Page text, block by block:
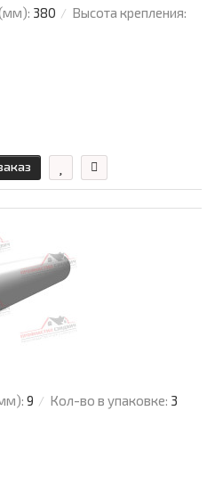
380
Высота крепления:
9 Кол-во в упаковке: 3